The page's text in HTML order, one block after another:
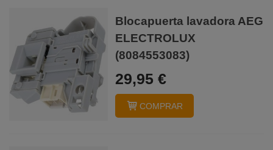
Blocapuerta lavadora AEG
ELECTROLUX
(8084553083)
29,95 €
COMPRAR